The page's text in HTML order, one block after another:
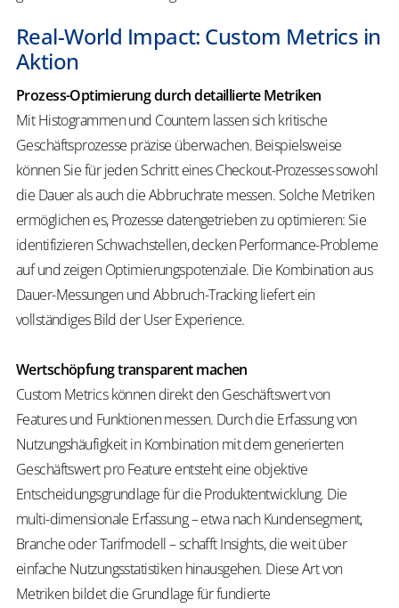
Real-World Impact: Custom Metrics in
Aktion
Prozess-Optimierung durch detaillierte Metriken
Mit Histogrammen und Countern lassen sich kritische
Geschäftsprozesse präzise überwachen. Beispielsweise
können Sie für jeden Schritt eines Checkout-Prozesses sowohl
die Dauer als auch die Abbruchrate messen. Solche Metriken
ermöglichen es, Prozesse datengetrieben zu optimieren: Sie
identifizieren Schwachstellen, decken Performance-Probleme
auf und zeigen Optimierungspotenziale. Die Kombination aus
Dauer-Messungen und Abbruch-Tracking liefert ein
vollständiges Bild der User Experience.
Wertschöpfung transparent machen
Custom Metrics können direkt den Geschäftswert von
Features und Funktionen messen. Durch die Erfassung von
Nutzungshäufigkeit in Kombination mit dem generierten
Geschäftswert pro Feature entsteht eine objektive
Entscheidungsgrundlage für die Produktentwicklung. Die
multi-dimensionale Erfassung – etwa nach Kundensegment,
Branche oder Tarifmodell – schafft Insights, die weit über
einfache Nutzungsstatistiken hinausgehen. Diese Art von
Metriken bildet die Grundlage für fundierte